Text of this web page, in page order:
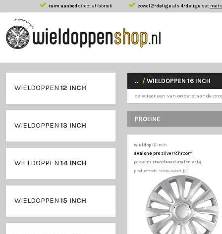
ruim aanboddirect af fabriek zowel2-deligeals
WIELDOPPEN12 INCH
WIELDOPPEN14 INCH
.. /
PROLINE
wieldop16 inch
avalone prozilver/
pasvormstandaard
productcode: